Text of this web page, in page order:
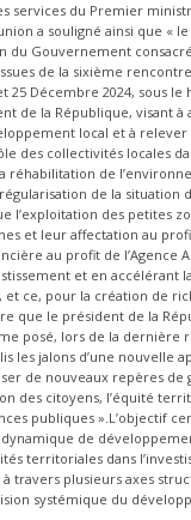
services du Premier
a souligné ainsi que «
du Gouvernement
de la sixième
25 Décembre 2024, sous le
de la République, visant à
local et à relever
des collectivités locales
réhabilitation de
de la situation
l’exploitation des petites
et leur affectation au
au profit de l’Agence
et en accélérant
ce, pour la création de
que le président de la
posé, lors de la dernière
les jalons d’une nouvelle
de nouveaux repères de
des citoyens, l’équité
publiques ».L’objectif
de
territoriales dans
travers plusieurs axes
systémique du